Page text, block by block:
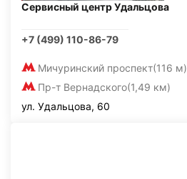
Сервисный центр Удальцова
+7 (499) 110-86-79
Мичуринский проспект(116 м)
Пр-т Вернадского(1,49 км)
ул. Удальцова, 60